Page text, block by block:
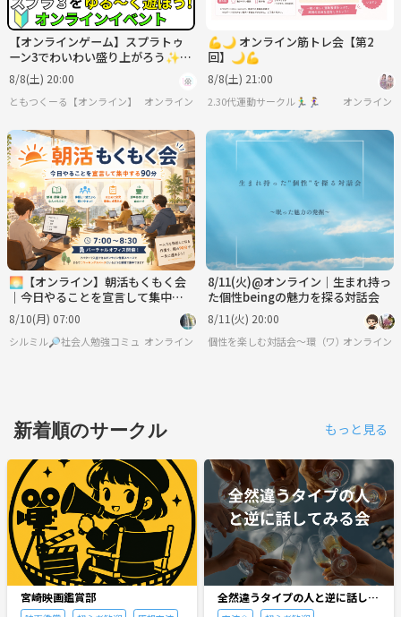
【オンラインゲーム】スプラトゥ
ーン3でわいわい盛り上がろう✨
【🔰ゲーム初心者歓迎】
8/8(土) 20:00
ともつくーる【オンライン】 オンライン
💪🌙 オンライン筋トレ会【第2
回】🌙💪
8/8(土) 21:00
2.30代運動サークル🏃‍♂️🏃‍♀️ オンライン
🌅【オンライン】朝活もくもく会
｜今日やることを宣言して集中す
る90分
8/10(月) 07:00
シルミル🔎社会人勉強コミュニティオンライン
8/11(火)@オンライン｜生まれ持っ
た個性beingの魅力を探る対話会
8/11(火) 20:00
個性を楽しむ対話会〜環（ワ）〜オンライン
新着順のサークル もっと見る
宮崎映画鑑賞部
全然違うタイプの人と逆に話して
みる会